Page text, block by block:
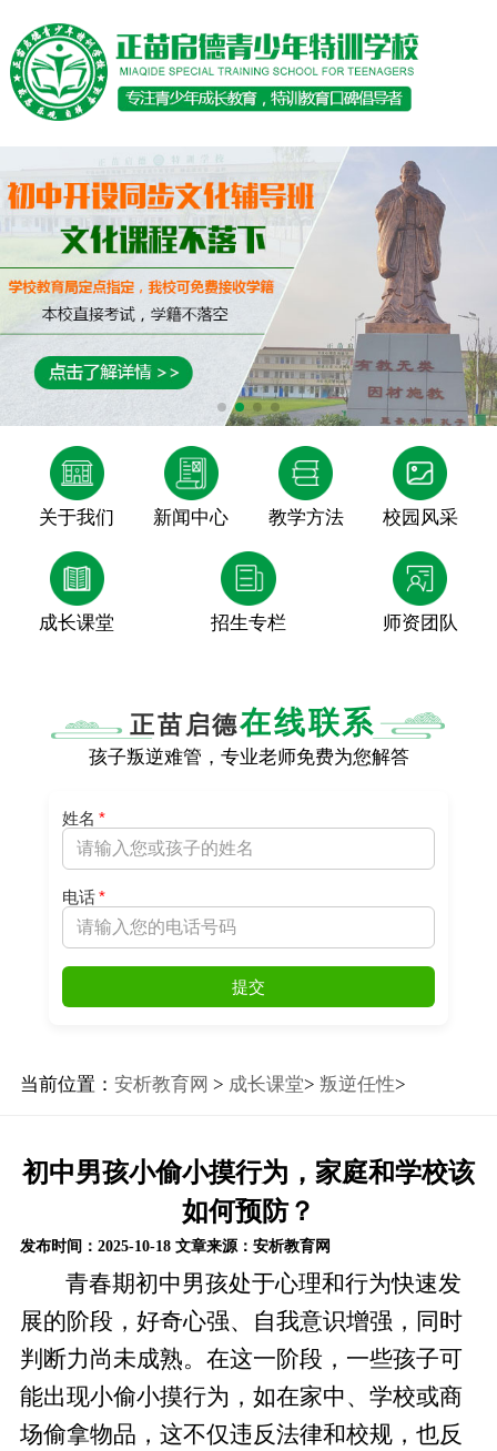
关于我们 新闻中心 教学方法 校园风采
成长课堂 招生专栏 师资团队
正苗启德在线联系
孩子叛逆难管，专业老师免费为您解答
姓名 *
电话*
提交
当前位置： 安析教育网 > 成长课堂> 叛逆任性>
初中男孩小偷小摸行为，家庭和学校该
如何预防？
发布时间：2025-10-18 文章来源：安析教育网
青春期初中男孩处于心理和行为快速发
展的阶段，好奇心强、自我意识增强，同时
判断力尚未成熟。在这一阶段，一些孩子可
能出现小偷小摸行为，如在家中、学校或商
场偷拿物品，这不仅违反法律和校规，也反